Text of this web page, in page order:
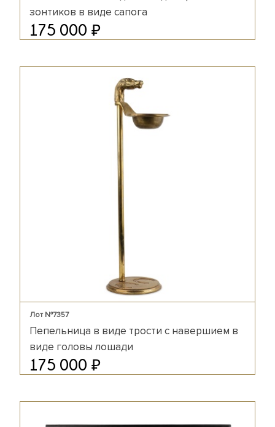
зонтиков в виде сапога
175 000 ₽
Лот №7357
Пепельница в виде трости с навершием в
виде головы лошади
175 000 ₽